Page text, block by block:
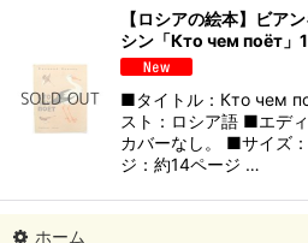
【ロシアの絵本】ビア
シン「Кто чем поёт」
■タイトル：Кто чем
スト：ロシア語 ■エデ
カバーなし。 ■サイズ
ジ：約14ページ …
ホーム